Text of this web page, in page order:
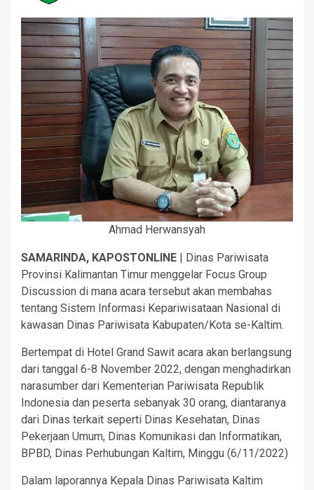
Ahmad Herwansyah
SAMARINDA, KAPOSTONLINE | Dinas Pariwisata
Provinsi Kalimantan Timur menggelar Focus Group
Discussion di mana acara tersebut akan membahas
tentang Sistem Informasi Kepariwisataan Nasional di
kawasan Dinas Pariwisata Kabupaten/Kota se-Kaltim.
Bertempat di Hotel Grand Sawit acara akan berlangsung
dari tanggal 6-8 November 2022, dengan menghadirkan
narasumber dari Kementerian Pariwisata Republik
Indonesia dan peserta sebanyak 30 orang, diantaranya
dari Dinas terkait seperti Dinas Kesehatan, Dinas
Pekerjaan Umum, Dinas Komunikasi dan Informatikan,
BPBD, Dinas Perhubungan Kaltim, Minggu (6/11/2022)
Dalam laporannya Kepala Dinas Pariwisata Kaltim